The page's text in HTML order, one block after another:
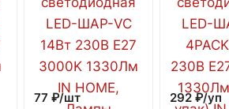
77 ₽/шт 292 ₽/уп